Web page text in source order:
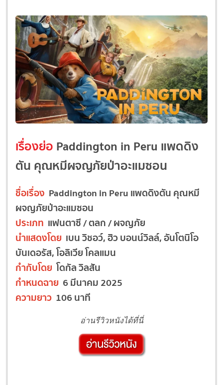
เรื่องย่อ Paddington in Peru แพดดิง
ตัน คุณหมีผจญภัยป่าอะแมซอน
ชื่อเรื่อง Paddington in Peru แพดดิงตัน คุณหมี
ผจญภัยป่าอะแมซอน
ประเภท แฟนตาซี / ตลก / ผจญภัย
นำแสดงโดย เบน วิชอว์, ฮิว บอนน์วิลล์, อันโตนิโอ
บันเดอรัส, โอลิเวีย โคลแมน
กำกับโดยโดกัล วิลสัน
กำหนดฉาย 6 มีนาคม 2025
ความยาว 106 นาที
อ่านรีวิวหนังได้ที่นี่